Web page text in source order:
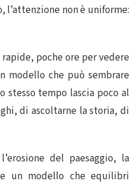
non è uniforme:
poche ore per vedere
modello che può sembrare
stesso tempo lascia poco al
di ascoltarne la storia, di
del paesaggio, la
un modello che equilibri